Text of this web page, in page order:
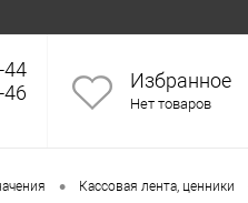
44
46
Избранное
Нет товаров
• Кассовая лента, ценники